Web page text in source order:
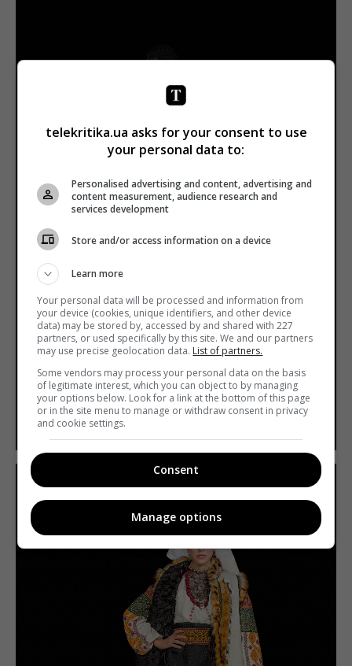
telekritika.ua asks for your consent to use
your personal data to:
Personalised advertising and content, advertising and
content measurement, audience research and
services development
Store and/or access information on a device
Learn more
Your personal data will be processed and information from
your device (cookies, unique identifiers, and other device
data) may be stored by, accessed by and shared with 227
partners, or used specifically by this site. We and our partners
may use precise geolocation data. List of partners.
Some vendors may process your personal data on the basis
of legitimate interest, which you can object to by managing
your options below. Look for a link at the bottom of this page
or in the site menu to manage or withdraw consent in privacy
and cookie settings.
Consent
Manage options